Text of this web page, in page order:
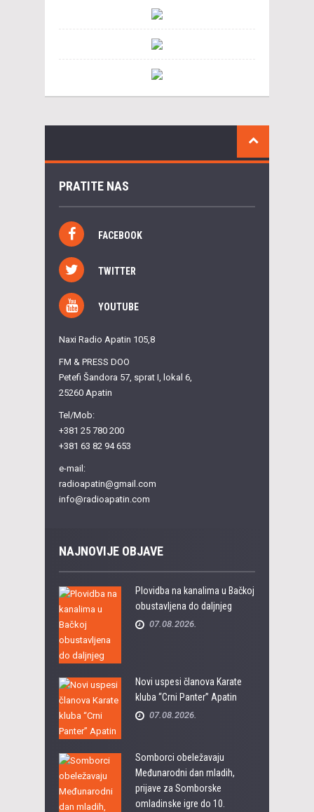
PRATITE NAS
FACEBOOK
TWITTER
YOUTUBE
Naxi Radio Apatin 105,8
FM & PRESS DOO
Petefi Šandora 57, sprat I, lokal 6,
25260 Apatin
Tel/Mob:
+381 25 780 200
+381 63 82 94 653
e-mail:
radioapatin@gmail.com
info@radioapatin.com
NAJNOVIJE OBJAVE
Plovidba na kanalima u Bačkoj
obustavljena do daljnjeg
07.08.2026.
Novi uspesi članova Karate
kluba “Crni Panter” Apatin
07.08.2026.
Somborci obeležavaju
Međunarodni dan mladih,
prijave za Somborske
omladinske igre do 10.